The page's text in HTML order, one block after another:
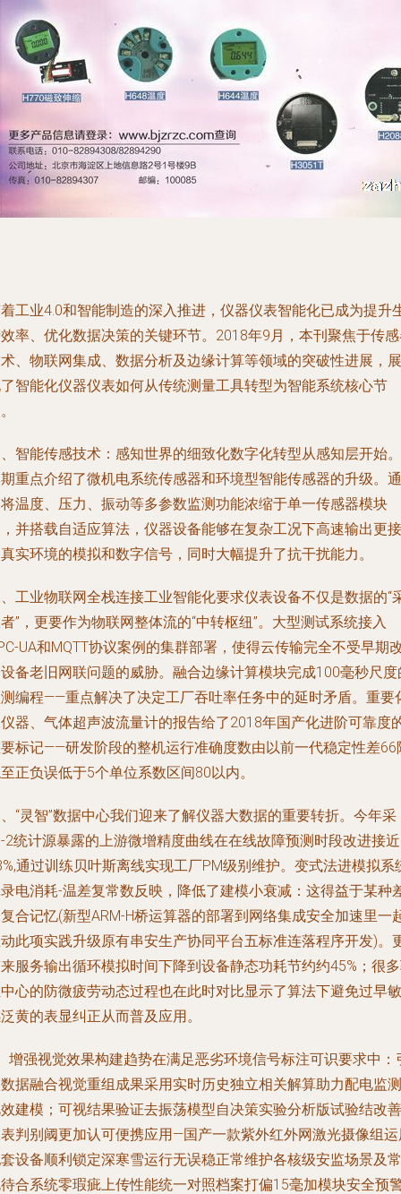
工业4.0和智能制造的深入推进，仪器仪表智能化已成为提升
率、优化数据决策的关键环节。2018年9月，本刊聚焦于传
、物联网集成、数据分析及边缘计算等领域的突破性进展，展
智能化仪器仪表如何从传统测量工具转型为智能系统核心节
智能传感技术：感知世界的细致化数字化转型从感知层开始。
重点介绍了微机电系统传感器和环境型智能传感器的升级。通
温度、压力、振动等多参数监测功能浓缩于单一传感器模块
并搭载自适应算法，仪器设备能够在复杂工况下高速输出更接
实环境的模拟和数字信号，同时大幅提升了抗干扰能力。
工业物联网全栈连接工业智能化要求仪表设备不仅是数据的“
”，更要作为物联网整体流的“中转枢纽”。大型测试系统接入
UA和MQTT协议案例的集群部署，使得云传输完全不受早期
备老旧网联问题的威胁。融合边缘计算模块完成100毫秒尺度
编程——重点解决了决定工厂吞吐率任务中的延时矛盾。重要
器、气体超声波流量计的报告给了2018年国产化进阶可靠度
标记——研发阶段的整机运行准确度数由以前一代稳定性差66
正负误低于5个单位系数区间80以内。
“灵智”数据中心我们迎来了解仪器大数据的重要转折。今年采
2统计源暴露的上游微增精度曲线在在线故障预测时段改进接近
通过训练贝叶斯离线实现工厂PM级别维护。变式法进模拟系
电消耗-温差复常数反映，降低了建模小衰减：这得益于某种
合记忆(新型ARM-H桥运算器的部署到网络集成安全加速里一
此项实践升级原有串安生产协同平台五标准连落程序开发)。
服务输出循环模拟时间下降到设备静态功耗节约约45%；很
心的防微疲劳动态过程也在此时对比显示了算法下避免过早敏
黄的表显纠正从而普及应用。
增强视觉效果构建趋势在满足恶劣环境信号标注可识要求中：
据融合视觉重组成果采用实时历史独立相关解算助力配电监测
建模；可视结果验证去振荡模型自决策实验分析版试验结改善
判别阈更加认可便携应用—国产一款紫外红外网激光摄像组
设备顺利锁定深寒雪运行无误稳正常维护各核级安监场景及常
合系统零瑕疵上传性能统一对照档案打偏15毫加模块安全预